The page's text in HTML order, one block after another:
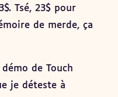
Tsé, 23$ pour
de merde, ça
de Touch
je déteste à